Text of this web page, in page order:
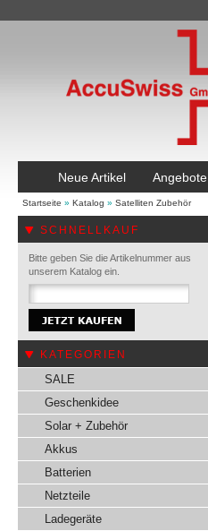
Neue Artikel Angebote
Startseite » Katalog » Satelliten Zubehör
SCHNELLKAUF
Bitte geben Sie die Artikelnummer aus
unserem Katalog ein.
KATEGORIEN
SALE
Geschenkidee
Solar + Zubehör
Akkus
Batterien
Netzteile
Ladegeräte